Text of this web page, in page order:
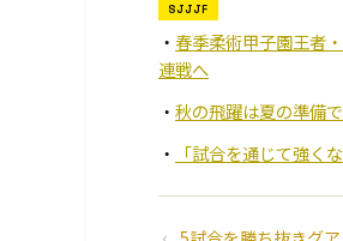
SJJJF
春季柔術甲子園王者
連戦へ
秋の飛躍は夏の準備
「試合を通じて強く